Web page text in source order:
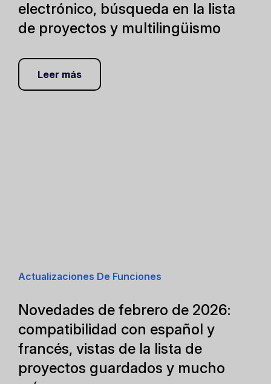
electrónico, búsqueda en la lista
de proyectos y multilingüismo
Leer más
Actualizaciones De Funciones
Novedades de febrero de 2026:
compatibilidad con español y
francés, vistas de la lista de
proyectos guardados y mucho